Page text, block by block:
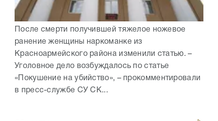
После смерти получившей тяжелое ножевое
ранение женщины наркоманке из
Красноармейского района изменили статью. –
Уголовное дело возбуждалось по статье
«Покушение на убийство», – прокомментировали
в пресс-службе СУ СК...